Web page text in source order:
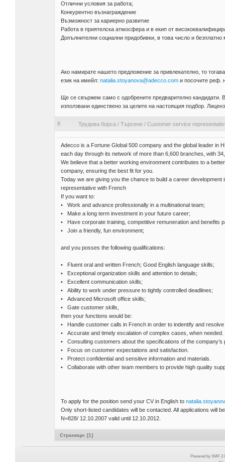
Отлични условия за работа;
Конкурентно възнаграждение
Възможност за кариерно развитие
Работа в приятелска атмосфера и в екип от
Допълнителни социални придобивки, в това число и
Ако намирате нашето предложение за привлекателно, то
език на имейл: natalia.stoyanova@adecco.comи посочите реф.
Ще се свържем само с одобрените предварително
използвани единствено за целите на настоящия подбор.
8 Трудова борса / Търсене/ Customer service
Adecco is a Fortune Global 500 company and the global leader in
each day through its network of more than 6,600 branches, with
We believe that a better working environment contributes to a
company, ensuring the best fit for you.
Today we are giving you the chance to build a career
representative with French
If you want to:
• Work and advance professionally in a multinational team;
• Make a long term investment in your future career;
• Have corporate training, competitive remuneration and benefits
• Join a friendly, fun environment;
and you posses the following qualifications:
• Fluent oral and written French; Good English language skills;
• Exceptional organization skills and attention to details;
• Excellent communication skills;
• Ability to work under pressure to tightly controlled deadlines;
• Advanced Microsoft office skills;
• Gate customer skills,
then your functions would be:
• Handle customer calls in French in order to indentify and
• Accurate and timely escalation of complex cases, when needed.
• Consulting customers about the specifications of the company’s
• Focus on customer expectations and satisfaction.
• Protect confidential and sensitive information and materials.
• Collaborate with other team members to provide high quality
To apply for the position send your CV in English to
Only short-listed candidates will be contacted. All applications will
N=828/ 12.10.2007 valid until 12.10.2012.
Страници: [1]
Powered by SMF